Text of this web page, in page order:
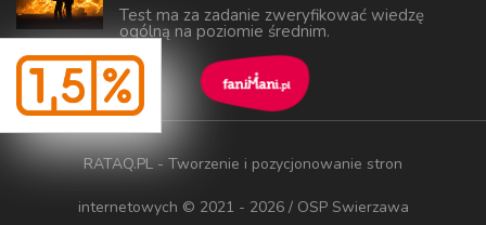
Test ma za zadanie zweryfikować wiedzę
ogólną na poziomie średnim.
RATAQ.PL - Tworzenie i pozycjonowanie stron
internetowych © 2021 - 2026 / OSP Swierzawa